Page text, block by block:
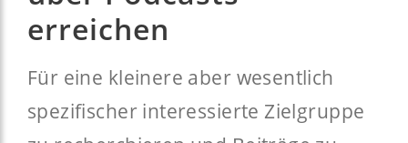
erreichen
Für eine kleinere aber wesentlich
spezifischer interessierte Zielgruppe